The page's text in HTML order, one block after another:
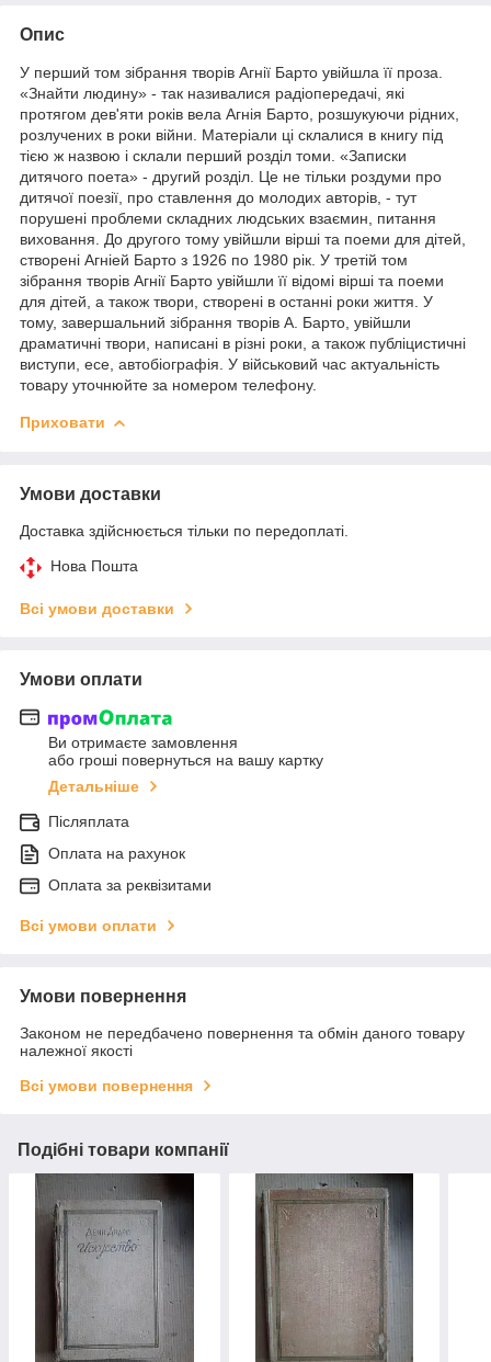
Опис
У перший том зібрання творів Агнії Барто увійшла її проза.
«Знайти людину» - так називалися радіопередачі, які
протягом дев'яти років вела Агнія Барто, розшукуючи рідних,
розлучених в роки війни. Матеріали ці склалися в книгу під
тією ж назвою і склали перший розділ томи. «Записки
дитячого поета» - другий розділ. Це не тільки роздуми про
дитячої поезії, про ставлення до молодих авторів, - тут
порушені проблеми складних людських взаємин, питання
виховання. До другого тому увійшли вірші та поеми для дітей,
створені Агніей Барто з 1926 по 1980 рік. У третій том
зібрання творів Агнії Барто увійшли її відомі вірші та поеми
для дітей, а також твори, створені в останні роки життя. У
тому, завершальний зібрання творів А. Барто, увійшли
драматичні твори, написані в різні роки, а також публіцистичні
виступи, есе, автобіографія. У військовий час актуальність
товару уточнюйте за номером телефону.
Приховати
Умови доставки
Доставка здійснюється тільки по передоплаті.
Нова Пошта
Всі умови доставки
Умови оплати
Ви отримаєте замовлення
або гроші повернуться на вашу картку
Детальніше
Післяплата
Оплата на рахунок
Оплата за реквізитами
Всі умови оплати
Умови повернення
Законом не передбачено повернення та обмін даного товару
належної якості
Всі умови повернення
Подібні товари компанії